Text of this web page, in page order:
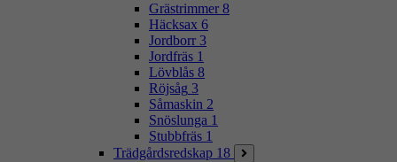
Grästrimmer 8
Häcksax 6
Jordborr 3
Jordfräs 1
Lövblås 8
Röjsåg 3
Såmaskin 2
Snöslunga 1
Stubbfräs 1
Trädgårdsredskap 18